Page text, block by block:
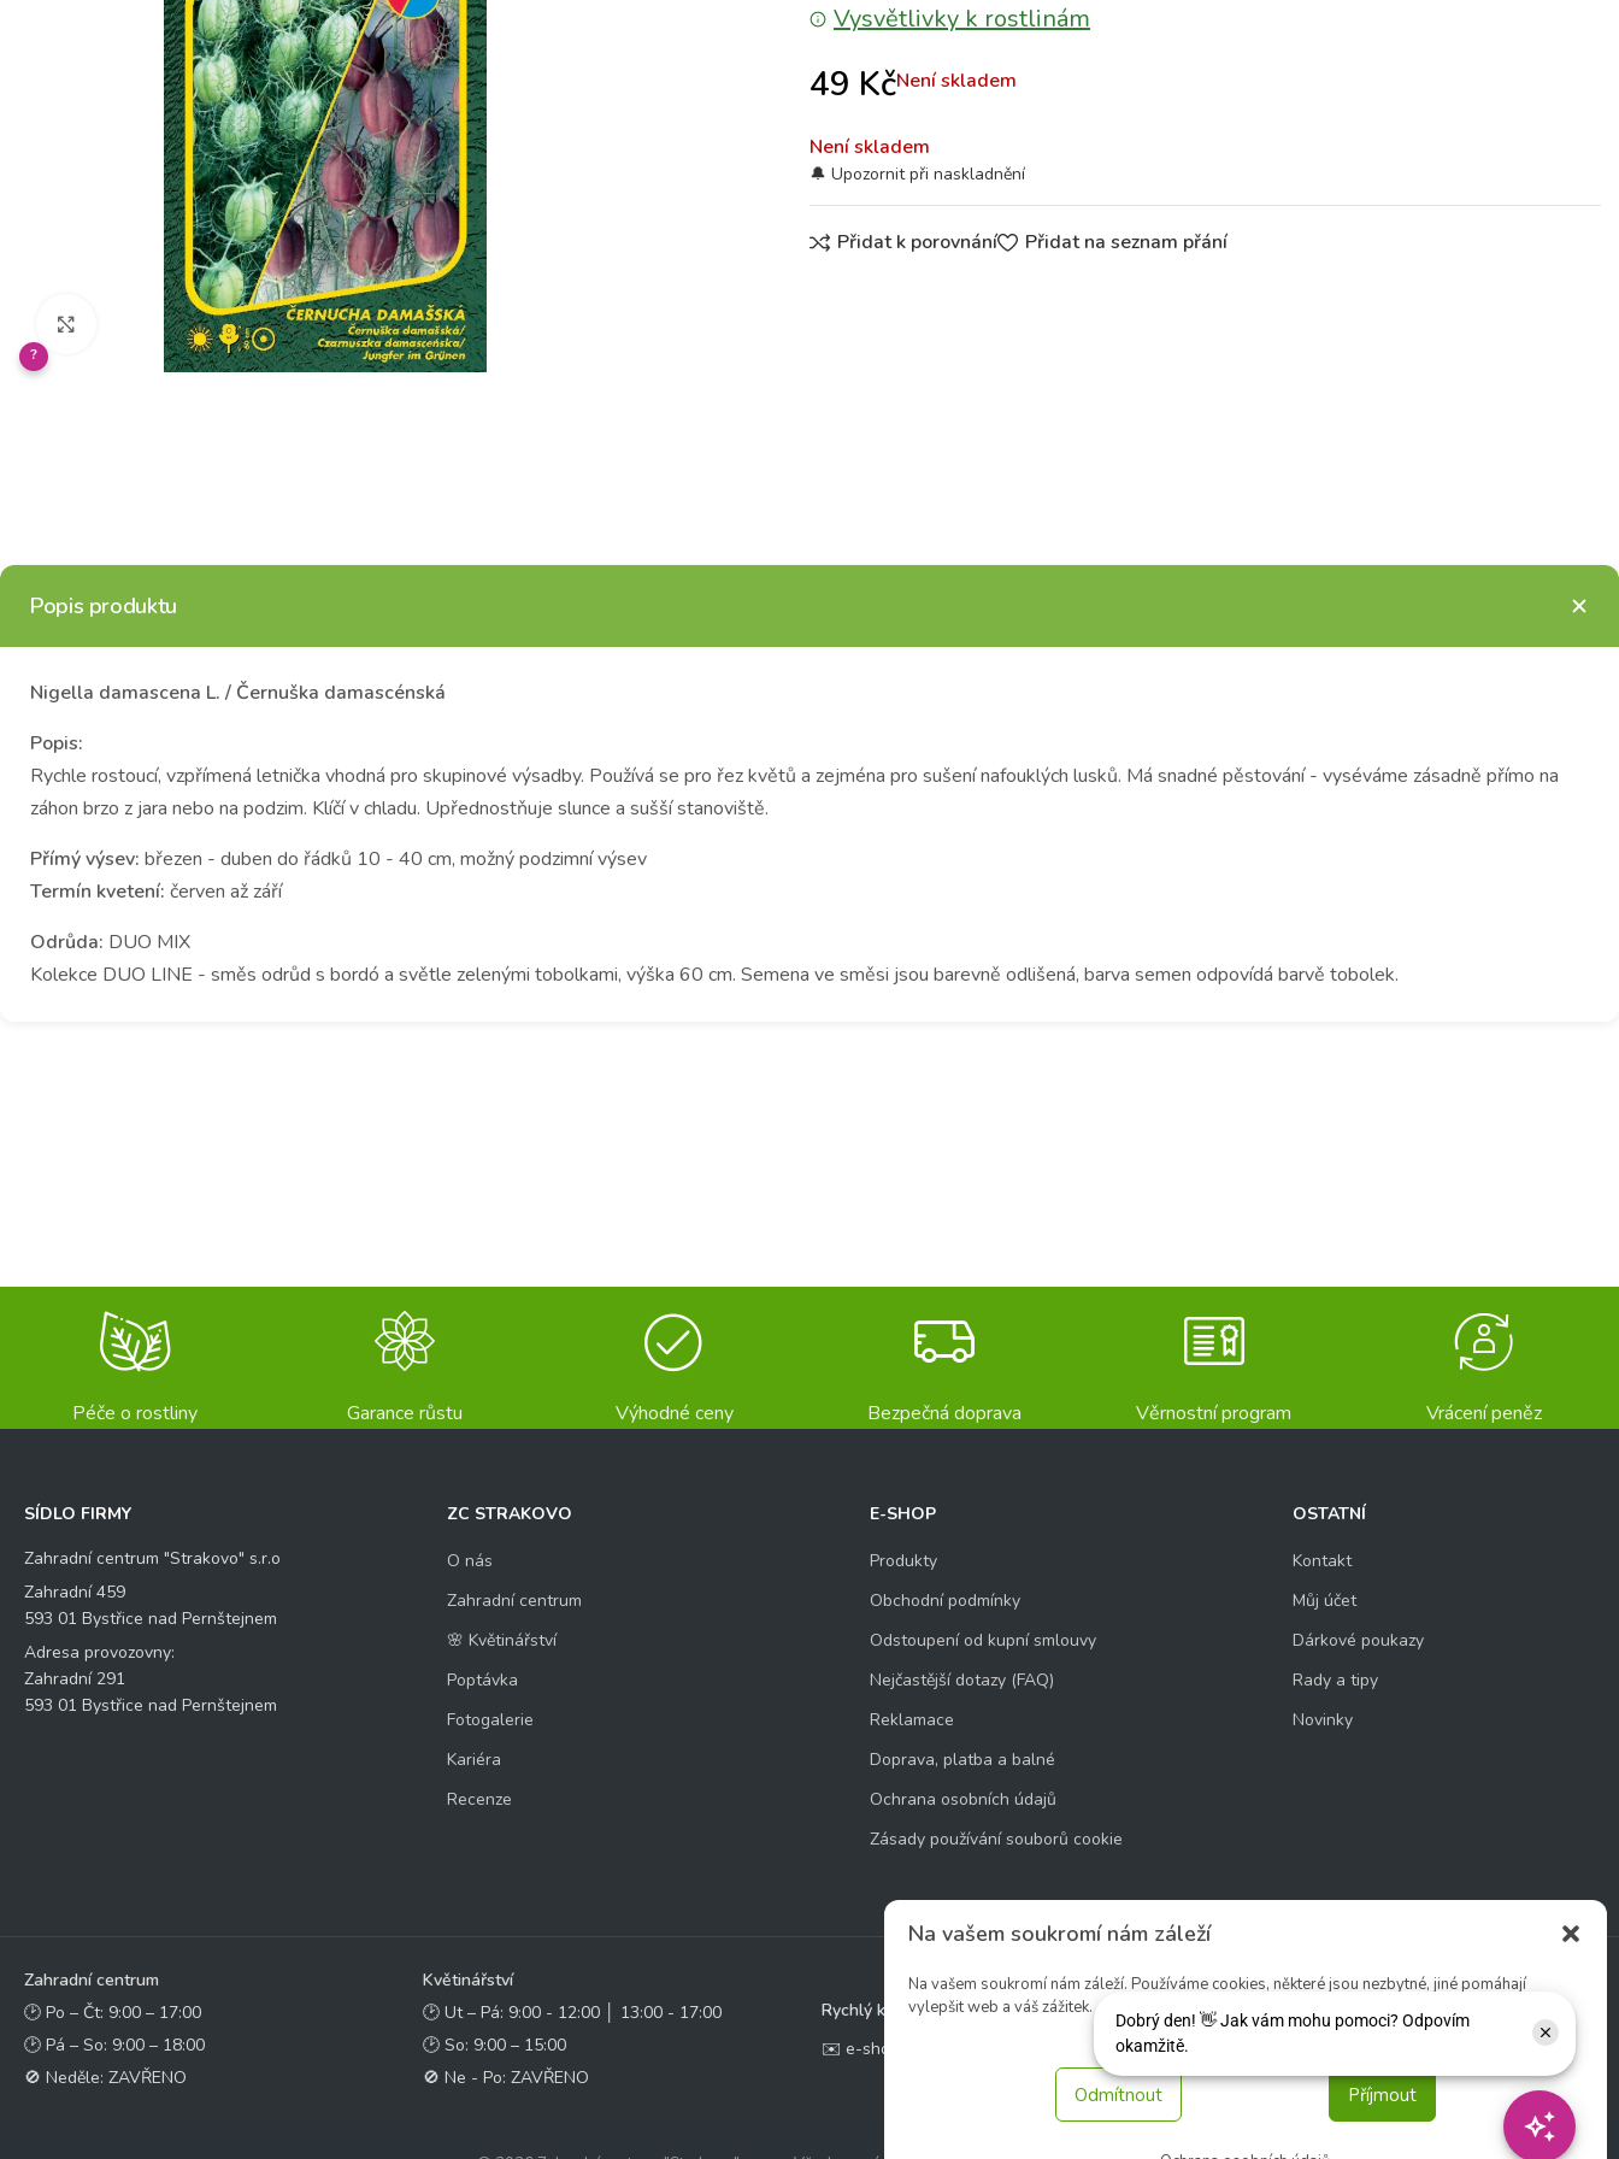
Na vašem soukromí nám záleží
Na vašem soukromí nám záleží. Používáme cookies, některé jsou nezbytné, jiné pomáhají
vylepšit web a váš zážitek.
Příjmout
Odmítnout
Klikněte pro zvětšení
?
Vysvětlivky k rostlinám
49 KčNení skladem
Není skladem
Přidat k porovnání Přidat na seznam přání
Popis produktu
Nigella damascena L. / Černuška damascénská
Popis:
Rychle rostoucí, vzpřímená letnička vhodná pro skupinové výsadby. Používá se pro řez květů a zejména pro sušení nafouklých lusků. Má snadné pěstování - vyséváme zásadně přímo na
záhon brzo z jara nebo na podzim. Klíčí v chladu. Upřednostňuje slunce a sušší stanoviště.
Přímý výsev: březen - duben do řádků 10 - 40 cm, možný podzimní výsev
Termín kvetení: červen až září
Odrůda: DUO MIX
Kolekce DUO LINE - směs odrůd s bordó a světle zelenými tobolkami, výška 60 cm. Semena ve směsi jsou barevně odlišená, barva semen odpovídá barvě tobolek.
Péče o rostliny Garance růstu Výhodné ceny Bezpečná doprava Věrnostní program Vrácení peněz
SÍDLO FIRMY
Zahradní centrum "Strakovo" s.r.o
Zahradní 459
593 01 Bystřice nad Pernštejnem
Adresa provozovny:
Zahradní 291
593 01 Bystřice nad Pernštejnem
ZC STRAKOVO
O nás
Zahradní centrum
🌸 Květinářství
Poptávka
Fotogalerie
Kariéra
Recenze
E-SHOP
Produkty
Obchodní podmínky
Odstoupení od kupní smlouvy
Nejčastější dotazy (FAQ)
Reklamace
Doprava, platba a balné
Ochrana osobních údajů
Zásady používání souborů cookie
OSTATNÍ
Kontakt
Můj účet
Dárkové poukazy
Rady a tipy
Novinky
Zahradní centrum
🕑 Po – Čt: 9:00 – 17:00
🕑 Pá – So: 9:00 – 18:00
🚫 Neděle: ZAVŘENO
Květinářství
🕑 Ut – Pá: 9:00 - 12:00 │ 13:00 - 17:00
🕑 So: 9:00 – 15:00
🚫 Ne - Po: ZAVŘENO
Rychlý kontakt:
✉️ e-shop@zcstrakovo.cz
Sledujte nás: